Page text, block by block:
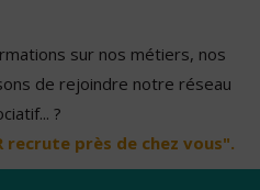
sur nos métiers, nos
de rejoindre notre réseau
?
recrute près de chez vous".